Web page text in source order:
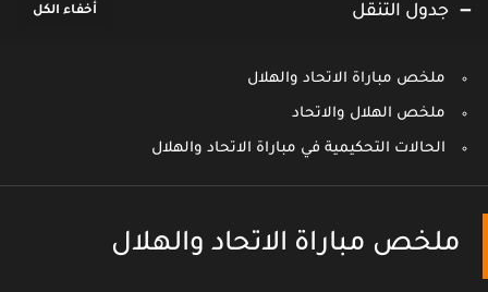
جدول التنقل
ملخص مباراة الاتحاد والهلال
ملخص الهلال والاتحاد
الحالات التحكيمية في مباراة الاتحاد والهلال
ملخص مباراة الاتحاد والهلال